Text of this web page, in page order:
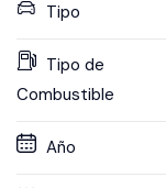
Tipo
Tipo de
Combustible
Año